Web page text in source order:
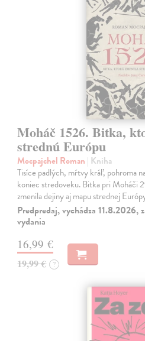
Moháč 1526. Bitka,
strednú Európu
Mocpajchel Roman | Kniha
Tisíce padlých, mŕtvy kráľ, pohroma
koniec stredoveku. Bitka pri Moháči
zmenila dejiny aj mapu strednej
Predpredaj, vychádza 11.8.2026,
vydania
16,99 €
19,99 € ?